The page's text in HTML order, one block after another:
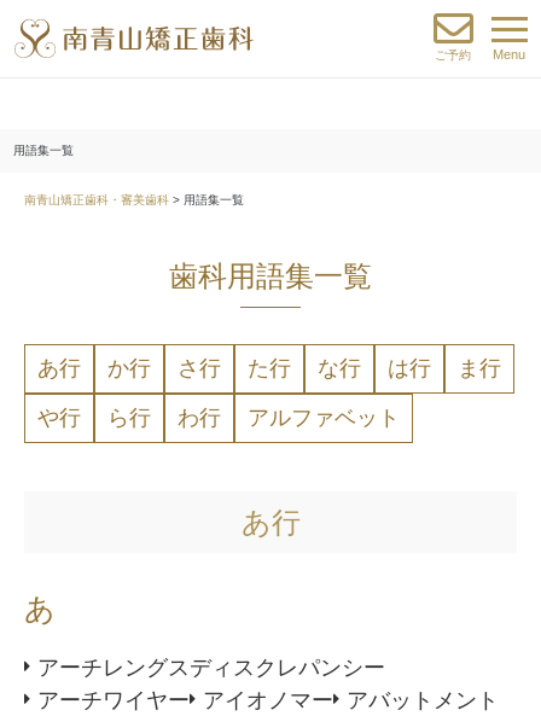
ご予約 Menu
用語集一覧
南青山矯正歯科・審美歯科 > 用語集一覧
歯科用語集一覧
あ行 か行 さ行 た行 な行 は行 ま行
や行 ら行 わ行 アルファベット
あ行
あ
アーチレングスディスクレパンシー
アーチワイヤー
アイオノマー
アバットメント